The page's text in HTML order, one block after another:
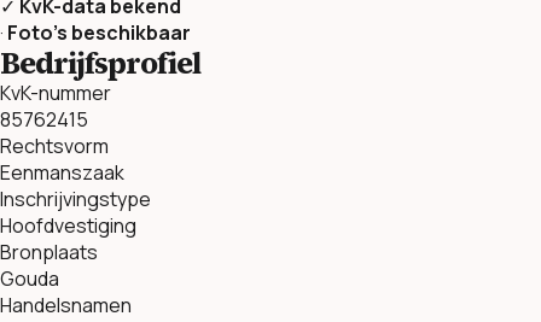
✓ KvK-data bekend
· Foto’s beschikbaar
Bedrijfsprofiel
KvK-nummer
85762415
Rechtsvorm
Eenmanszaak
Inschrijvingstype
Hoofdvestiging
Bronplaats
Gouda
Handelsnamen